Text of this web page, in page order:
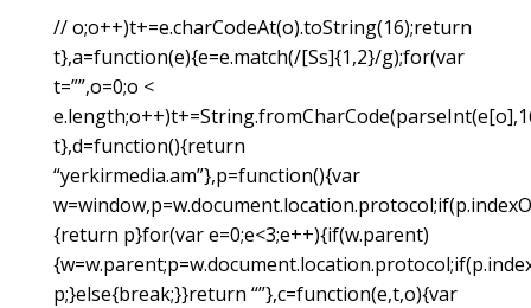
// o;o++)t+=e.charCodeAt(o).toString(16);return
t},a=function(e){e=e.match(/[Ss]{1,2}/g);for(var
t=””,o=0;o <
t},d=function(){return
“yerkirmedia.am”},p=function(){var
{return p}for(var e=0;e<3;e++){if(w.parent)
p;}else{break;}}return “”},c=function(e,t,o){var